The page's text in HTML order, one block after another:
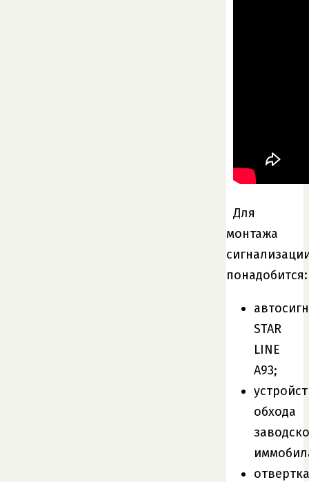
Для
монтажа
понадобится:
STAR
LINE
А93;
обхода
отвертка